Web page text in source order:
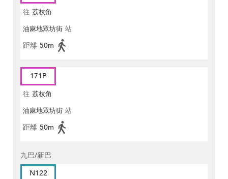
往 荔枝角
油麻地眾坊街 站
距離 50m
171P
往 荔枝角
油麻地眾坊街 站
距離 50m
九巴/新巴
N122